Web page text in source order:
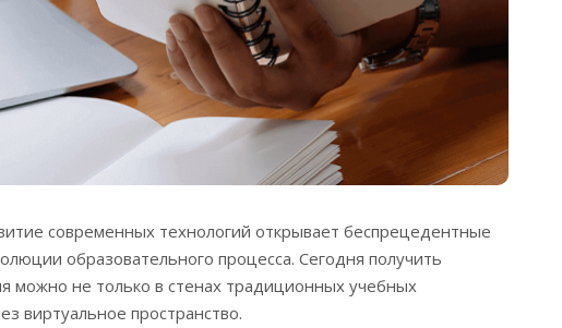
современных технологий открывает беспрецедентные
образовательного процесса. Сегодня получить
можно не только в стенах традиционных учебных
виртуальное пространство.